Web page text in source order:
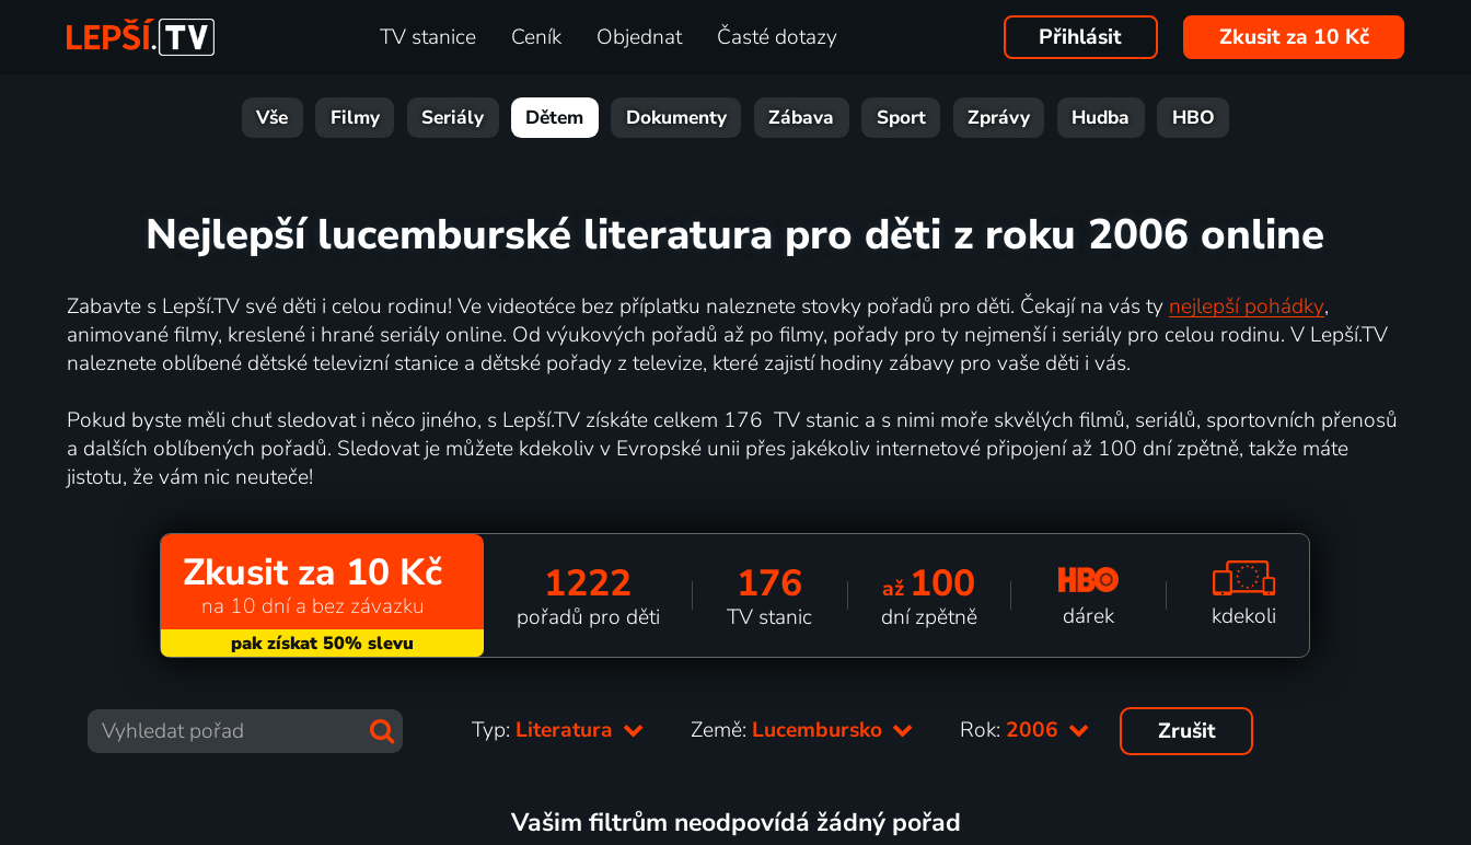
TV stanice Ceník Objednat Časté dotazy Přihlásit Zkusit za 10 Kč
Vše Filmy Seriály Dětem Dokumenty Zábava Sport Zprávy Hudba HBO
Nejlepší lucemburské literatura pro děti z roku 2006 online
Zabavte s Lepší.TV své děti i celou rodinu! Ve videotéce bez příplatku naleznete stovky pořadů pro děti. Čekají na vás ty nejlepší pohádky,
animované filmy, kreslené i hrané seriály online. Od výukových pořadů až po filmy, pořady pro ty nejmenší i seriály pro celou rodinu. V Lepší.TV
naleznete oblíbené dětské televizní stanice a dětské pořady z televize, které zajistí hodiny zábavy pro vaše děti i vás.
Pokud byste měli chuť sledovat i něco jiného, s Lepší.TV získáte celkem 176 TV stanic a s nimi moře skvělých filmů, seriálů, sportovních přenosů
a dalších oblíbených pořadů. Sledovat je můžete kdekoliv v Evropské unii přes jakékoliv internetové připojení až 100 dní zpětně, takže máte
jistotu, že vám nic neuteče!
Zkusit za 10 Kč
na 10 dní a bez závazku 1222
pořadů pro děti
176
TV stanic
až 100
dní zpětně dárek kdekoli
Typ: Literatura Země: Lucembursko Rok: 2006 Zrušit
Vašim filtrům neodpovídá žádný pořad